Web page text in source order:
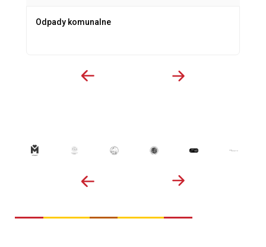
Odpady komunalne